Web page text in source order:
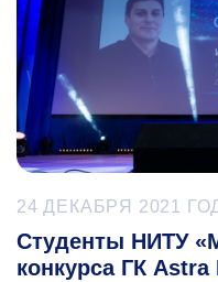
24 ДЕКАБРЯ 2021
Студенты НИТУ
конкурса ГК Astra